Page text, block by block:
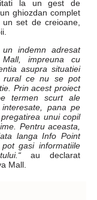
la un gest de
ghiozdan complet
set de creioane,
un indemn adresat
impreuna cu
asupra situatiei
rural ce nu se pot
Prin acest proiect
termen scurt ale
pana pe
unui copil
Pentru aceasta,
langa Info Point
gasi informatiile
au declarat
Mall.